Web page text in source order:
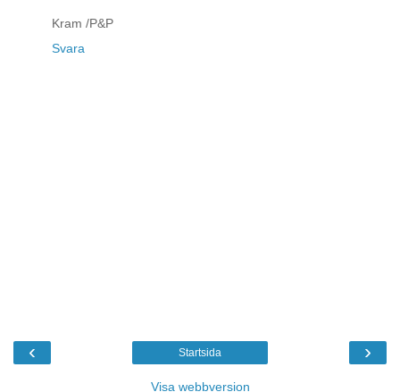
Kram /P&P
Svara
‹ ›
Startsida
Visa webbversion